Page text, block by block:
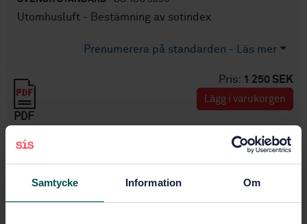
Samtycke Information Om
Utomhusluft - Bestämning av sotindex
Prenumerera på standarden - Läs mer
Pris: 1 250 SEK
PDF
Lägg i varukorgen
Fler alternativ
Produktinformation